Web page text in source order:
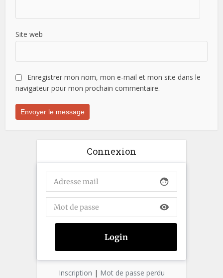
Site web
Enregistrer mon nom, mon e-mail et mon site dans le
navigateur pour mon prochain commentaire.
Connexion
face
visibility
Inscription | Mot de passe perdu